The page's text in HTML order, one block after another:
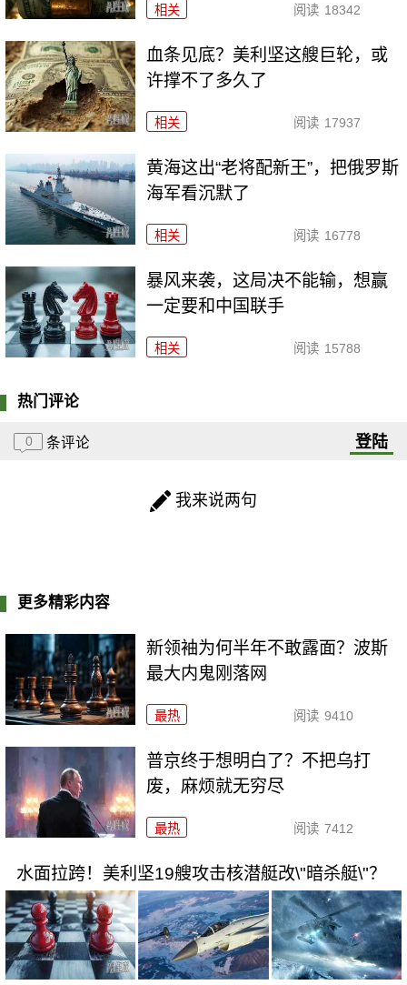
相关 阅读 18342
血条见底？美利坚这艘巨轮，或
许撑不了多久了
相关 阅读 17937
黄海这出“老将配新王”，把俄罗斯
海军看沉默了
相关 阅读 16778
暴风来袭，这局决不能输，想赢
一定要和中国联手
相关 阅读 15788
热门评论
0 条评论 登陆
我来说两句
更多精彩内容
新领袖为何半年不敢露面？波斯
最大内鬼刚落网
最热 阅读 9410
普京终于想明白了？不把乌打
废，麻烦就无穷尽
最热 阅读 7412
水面拉跨！美利坚19艘攻击核潜艇改\"暗杀艇\"？